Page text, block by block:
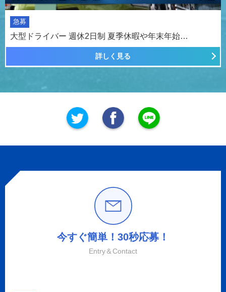
急募
大型ドライバー 週休2日制 夏季休暇や年末年始…
詳しく見る
今すぐ簡単！30秒応募！
Entry＆Contact